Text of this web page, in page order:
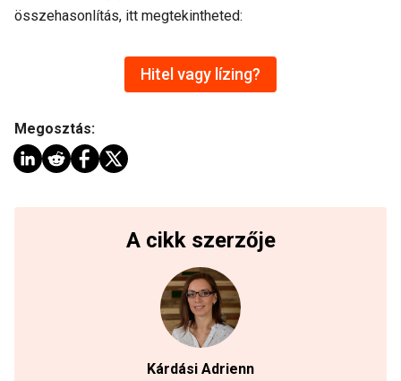
összehasonlítás, itt megtekintheted:
Hitel vagy lízing?
Megosztás:
A cikk szerzője
Kárdási Adrienn